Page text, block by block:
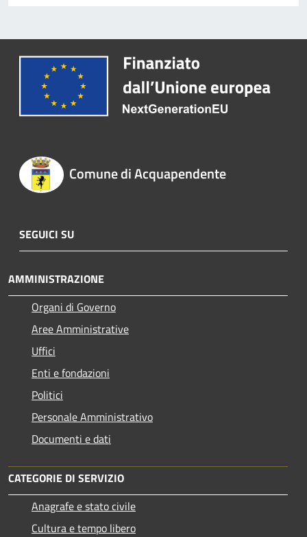
Comune di Acquapendente
SEGUICI SU
AMMINISTRAZIONE
Organi di Governo
Aree Amministrative
Uffici
Enti e fondazioni
Politici
Personale Amministrativo
Documenti e dati
CATEGORIE DI SERVIZIO
Anagrafe e stato civile
Cultura e tempo libero